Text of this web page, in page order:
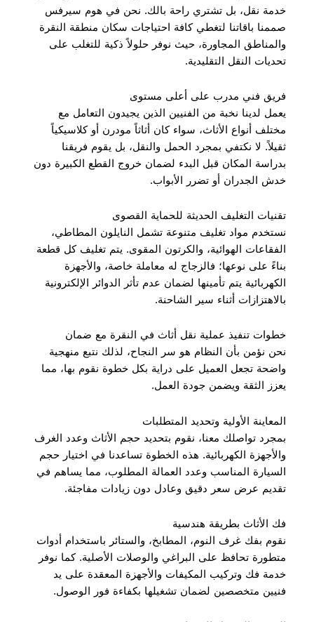
خدمة نقل، بل تشتري راحة بالك. نحن في هوم سيرفس
صممنا باقاتنا لتغطي كافة احتياجات سكان منطقة النقرة
والمناطق المجاورة، حيث نوفر حلولاً ذكية للتغلب على
تحديات النقل التقليدية.
فريق فني مدرب على أعلى مستوى
يعمل لدينا نخبة من الفنيين الذين يجيدون التعامل مع
مختلف أنواع الأثاث، سواء كان أثاثاً مودرن أو كلاسيكياً
ثقيلاً. لا نكتفي بمجرد الحمل والنقل، بل يقوم فريقنا
بدراسة المكان قبل البدء لضمان خروج القطع الكبيرة دون
خدش الجدران أو تضرر الأبواب.
تقنيات التغليف الحديثة للحماية القصوى
نستخدم مواد تغليف متنوعة تشمل النايلون المطاطي،
الفقاعات الهوائية، والكرتون المقوى. يتم تغليف كل قطعة
بناءً على نوعها؛ فالزجاج له معاملة خاصة، والأجهزة
الكهربائية يتم تأمينها لضمان عدم تأثر الدوائر الإلكترونية
بالاهتزازات أثناء سير الشاحنة.
خطوات تنفيذ عملية نقل أثاث في النقرة مع ضمان
نحن نؤمن بأن النظام هو سر النجاح، لذلك نتبع منهجية
واضحة تجعل العميل على دراية بكل خطوة نقوم بها، مما
يعزز الثقة ويضمن جودة العمل.
المعاينة الأولية وتحديد المتطلبات
بمجرد تواصلك معنا، نقوم بتحديد حجم الأثاث وعدد الغرف
والأجهزة الكهربائية. هذه الخطوة تساعدنا في اختيار حجم
السيارة المناسب وعدد العمالة المطلوب، مما يساهم في
تقديم عرض سعر دقيق وعادل دون زيادات مفاجئة.
فك الأثاث بطريقة هندسية
نقوم بفك غرف النوم، المطابخ، والستائر باستخدام أدوات
متطورة تحافظ على البراغي والوصلات الأصلية. كما نوفر
خدمة فك وتركيب المكيفات والأجهزة المعقدة على يد
فنيين متخصصين لضمان تشغيلها بكفاءة فور الوصول.